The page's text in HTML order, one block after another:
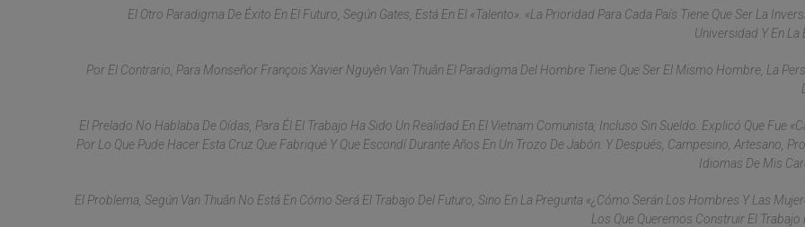
El Otro Paradigma De Éxito En El Futuro, Según Gates, Está En El «talento». «La Prioridad Para Cada País Tiene Que Ser La
Universidad Y En La
Por El Contrario, Para Monseñor François Xavier Nguyên Van Thuân El Paradigma Del Hombre Tiene Que Ser El Mismo Hombre, La
El Prelado No Hablaba De Oídas, Para Él El Trabajo Ha Sido Un Realidad En El Vietnam Comunista, Incluso Sin Sueldo. Explicó Que Fue
Por Lo Que Pude Hacer Esta Cruz Que Fabriqué Y Que Escondí Durante Años En Un Trozo De Jabón. Y Después, Campesino, Artesano,
Idiomas De Mis
El Problema, Según Van Thuân No Está En Cómo Será El Trabajo Del Futuro, Sino En La Pregunta «¿cómo Serán Los Hombres Y Las
Los Que Queremos Construir El Trabajo